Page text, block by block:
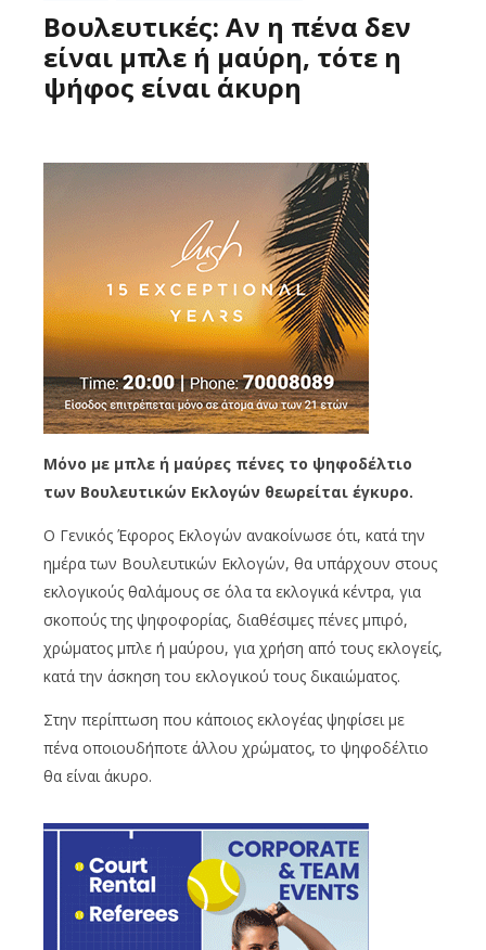
Βουλευτικές: Αν η πένα δεν
είναι μπλε ή μαύρη, τότε η
ψήφος είναι άκυρη
Μόνο με μπλε ή μαύρες πένες το ψηφοδέλτιο
των Βουλευτικών Εκλογών θεωρείται έγκυρο.
Ο Γενικός Έφορος Εκλογών ανακοίνωσε ότι, κατά την
ημέρα των Βουλευτικών Εκλογών, θα υπάρχουν στους
εκλογικούς θαλάμους σε όλα τα εκλογικά κέντρα, για
σκοπούς της ψηφοφορίας, διαθέσιμες πένες μπιρό,
χρώματος μπλε ή μαύρου, για χρήση από τους εκλογείς,
κατά την άσκηση του εκλογικού τους δικαιώματος.
Στην περίπτωση που κάποιος εκλογέας ψηφίσει με
πένα οποιουδήποτε άλλου χρώματος, το ψηφοδέλτιο
θα είναι άκυρο.